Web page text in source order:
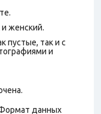
женский.
пустые, так и с
и
данных